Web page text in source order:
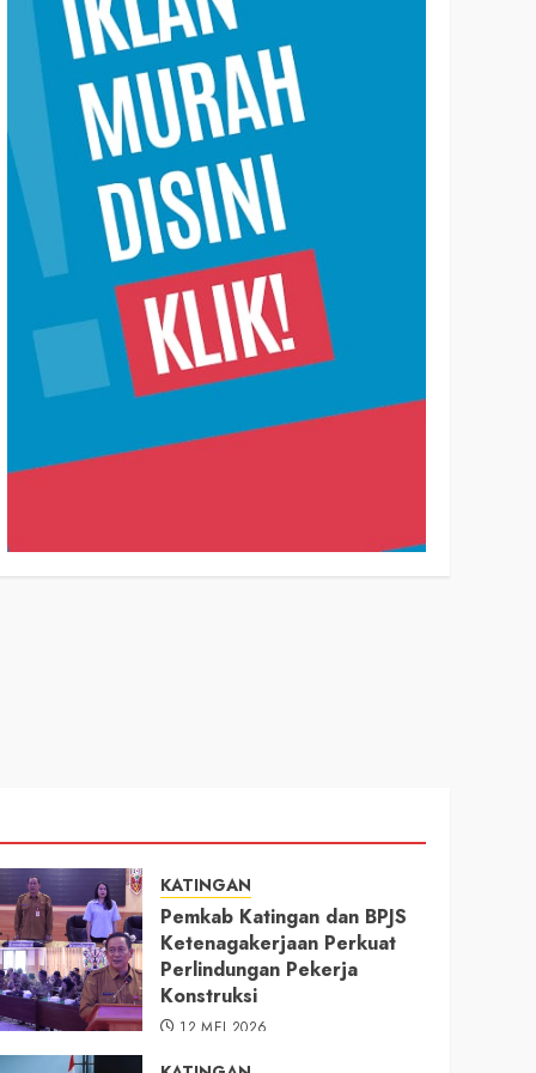
KATINGAN
Pemkab Katingan dan BPJS
Ketenagakerjaan Perkuat
Perlindungan Pekerja
Konstruksi
12 MEI 2026